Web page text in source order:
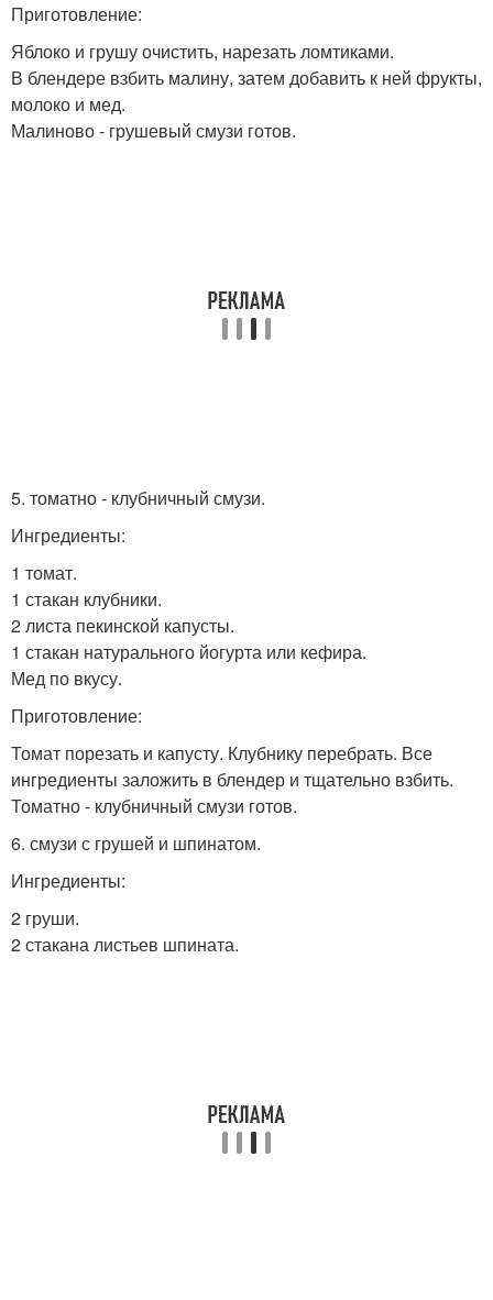
Приготовление:
Яблоко и грушу очистить, нарезать ломтиками.
В блендере взбить малину, затем добавить к ней фрукты,
молоко и мед.
Малиново - грушевый смузи готов.
5. томатно - клубничный смузи.
Ингредиенты:
1 томат.
1 стакан клубники.
2 листа пекинской капусты.
1 стакан натурального йогурта или кефира.
Мед по вкусу.
Приготовление:
Томат порезать и капусту. Клубнику перебрать. Все
ингредиенты заложить в блендер и тщательно взбить.
Томатно - клубничный смузи готов.
6. смузи с грушей и шпинатом.
Ингредиенты:
2 груши.
2 стакана листьев шпината.